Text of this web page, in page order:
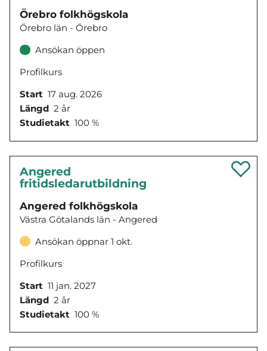
Örebro folkhögskola
Örebro län - Örebro
Ansökan öppen
Profilkurs
Start 17 aug. 2026
Längd 2 år
Studietakt 100 %
Angered
fritidsledarutbildning
Angered folkhögskola
Västra Götalands län - Angered
Ansökan öppnar 1 okt.
Profilkurs
Start 11 jan. 2027
Längd 2 år
Studietakt 100 %